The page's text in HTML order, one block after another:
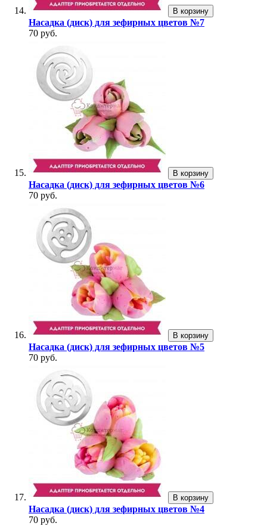
В корзину
Насадка (диск) для зефирных цветов №7
70 руб.
В корзину
Насадка (диск) для зефирных цветов №6
70 руб.
В корзину
Насадка (диск) для зефирных цветов №5
70 руб.
В корзину
Насадка (диск) для зефирных цветов №4
70 руб.